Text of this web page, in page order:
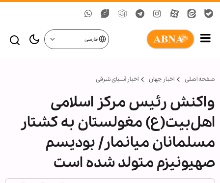
فارسی
صفحه اصلی اخبار جهان اخبار آسیای شرقی
واکنش رئیس مرکز اسلامی
اهل‌بیت(ع) مغولستان به کشتار
مسلمانان میانمار/ بودیسم
صهیونیزم متولد شده است